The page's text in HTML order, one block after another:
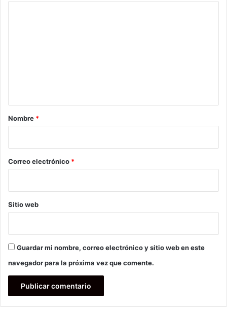
r
*
Nombre *
Correo electrónico *
Sitio web
Guardar mi nombre, correo electrónico y sitio web en este
navegador para la próxima vez que comente.